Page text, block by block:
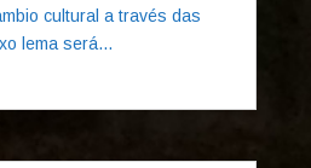
cultural a través das
lema será...